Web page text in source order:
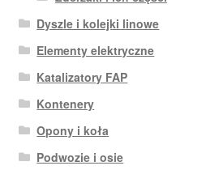
Dyszle i kolejki linowe
Elementy elektryczne
Katalizatory FAP
Kontenery
Opony i koła
Podwozie i osie